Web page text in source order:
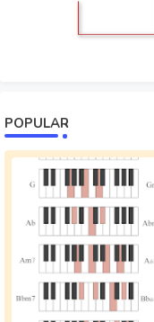
POPULAR